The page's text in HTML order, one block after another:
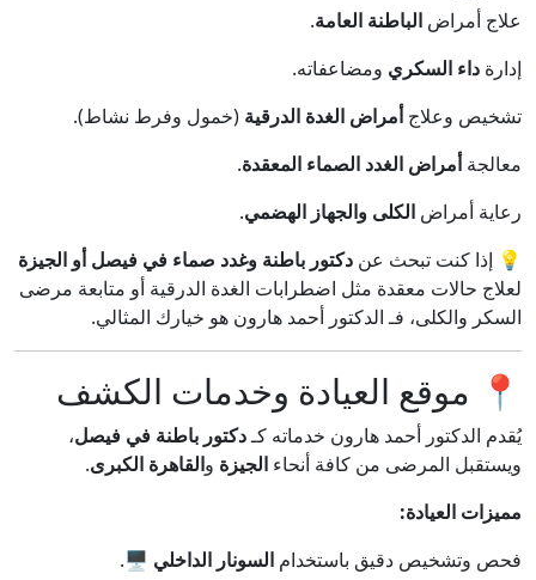
علاج أمراض الباطنة العامة.
إدارة داء السكري ومضاعفاته.
تشخيص وعلاجأمراض الغدة الدرقية (خمول وفرط نشاط).
معالجةأمراض الغدد الصماء المعقدة.
رعاية أمراض الكلى والجهاز الهضمي.
💡 إذا كنت تبحث عن دكتور باطنة وغدد صماء في فيصل أو الجيزة
لعلاج حالات معقدة مثل اضطرابات الغدة الدرقية أو متابعة مرضى
السكر والكلى، فـ الدكتور أحمد هارون هو خيارك المثالي.
📍 موقع العيادة وخدمات الكشف
يُقدم الدكتور أحمد هارون خدماته كـدكتور باطنة في فيصل،
ويستقبل المرضى من كافة أنحاء الجيزة والقاهرة الكبرى.
مميزات العيادة:
فحص وتشخيص دقيق باستخدام السونار الداخلي 🖥️.